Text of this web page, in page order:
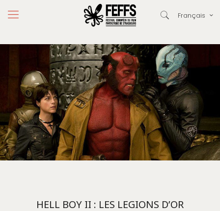
Français
HELL BOY II : LES LEGIONS D’OR